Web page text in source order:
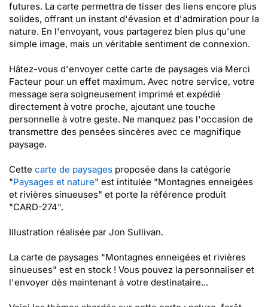
futures. La carte permettra de tisser des liens encore plus
solides, offrant un instant d'évasion et d'admiration pour la
nature. En l'envoyant, vous partagerez bien plus qu'une
simple image, mais un véritable sentiment de connexion.
Hâtez-vous d'envoyer cette carte de paysages via Merci
Facteur pour un effet maximum. Avec notre service, votre
message sera soigneusement imprimé et expédié
directement à votre proche, ajoutant une touche
personnelle à votre geste. Ne manquez pas l'occasion de
transmettre des pensées sincères avec ce magnifique
paysage.
Cette carte de paysages proposée dans la catégorie
"Paysages et nature" est intitulée "Montagnes enneigées
et rivières sinueuses" et porte la référence produit
"CARD-274".
Illustration réalisée par Jon Sullivan.
La carte de paysages "Montagnes enneigées et rivières
sinueuses" est en stock ! Vous pouvez la personnaliser et
l'envoyer dès maintenant à votre destinataire...